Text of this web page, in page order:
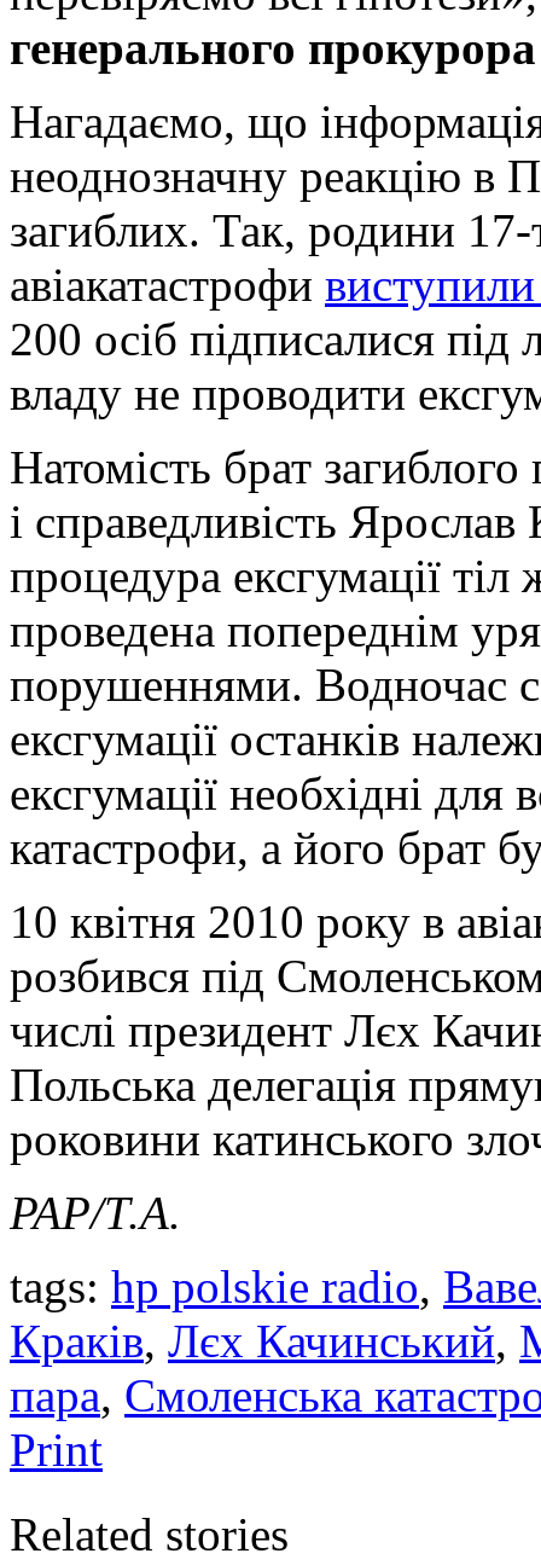
генерального
Нагадаємо, що
неоднозначну реакцію в
загиблих. Так, родини
авіакатастрофи
200 осіб підписалися
владу не проводити
Натомість брат
і справедливість
процедура ексгумації
проведена попереднім
порушеннями. Водночас
ексгумації останків
ексгумації необхідні
катастрофи, а його брат
10 квітня 2010 року в
розбився під
числі президент Лєх
Польська делегація
роковини катинського
PAP/Т.А.
tags: hp polskie radio,
Краків, Лєх Качинський,
пара, Смоленська
Print
Related stories